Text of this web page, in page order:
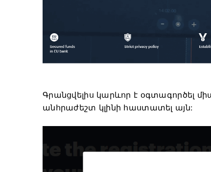
Գրանցվելիս կարևոր է օգտագործել
անհրաժեշտ կլինի հաստատել այն: